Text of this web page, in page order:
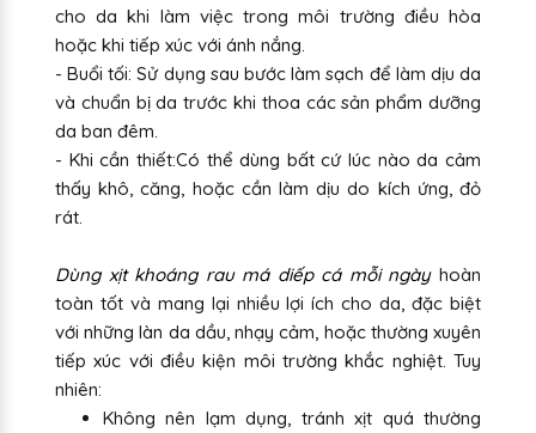
cho da khi làm việc trong môi trường điều hòa
hoặc khi tiếp xúc với ánh nắng.
- Buổi tối: Sử dụng sau bước làm sạch để làm dịu da
và chuẩn bị da trước khi thoa các sản phẩm dưỡng
da ban đêm.
- Khi cần thiết:Có thể dùng bất cứ lúc nào da cảm
thấy khô, căng, hoặc cần làm dịu do kích ứng, đỏ
rát.
Dùng xịt khoáng rau má diếp cá mỗi ngàyhoàn
toàn tốt và mang lại nhiều lợi ích cho da, đặc biệt
với những làn da dầu, nhạy cảm, hoặc thường xuyên
tiếp xúc với điều kiện môi trường khắc nghiệt. Tuy
nhiên:
Không nên lạm dụng, tránh xịt quá thường